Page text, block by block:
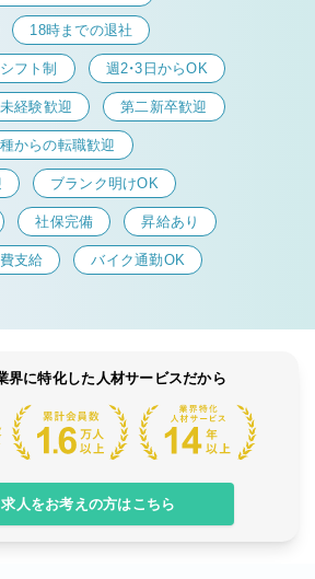
18時までの退社
シフト制 週2・3日からOK
未経験歓迎 第二新卒歓迎
からの転職歓迎
ブランク明けOK
社保完備 昇給あり
支給 バイク通勤OK
界に特化した人材サービスだから
求人をお考えの方はこちら